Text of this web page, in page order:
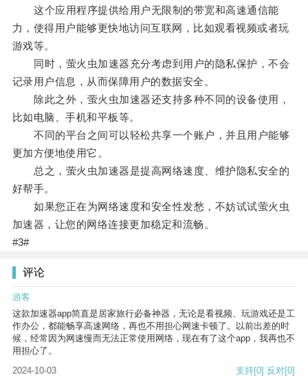
这个应用程序提供给用户无限制的带宽和高速通信能
力，使得用户能够更快地访问互联网，比如观看视频或者玩
游戏等。
同时，萤火虫加速器充分考虑到用户的隐私保护，不会
记录用户信息，从而保障用户的数据安全。
除此之外，萤火虫加速器还支持多种不同的设备使用，
比如电脑、手机和平板等。
不同的平台之间可以轻松共享一个账户，并且用户能够
更加方便地使用它。
总之，萤火虫加速器是提高网络速度、维护隐私安全的
好帮手。
如果您正在为网络速度和安全性发愁，不妨试试萤火虫
加速器，让您的网络连接更加稳定和流畅。
#3#
评论
游客
这款加速器app简直是居家旅行必备神器，无论是看视频、玩游戏还是工
作办公，都能畅享高速网络，再也不用担心网速卡顿了。以前出差的时
候，经常因为网速慢而无法正常使用网络，现在有了这个app，我再也不
用担心了。
2024-10-03
支持[0] 反对[0]